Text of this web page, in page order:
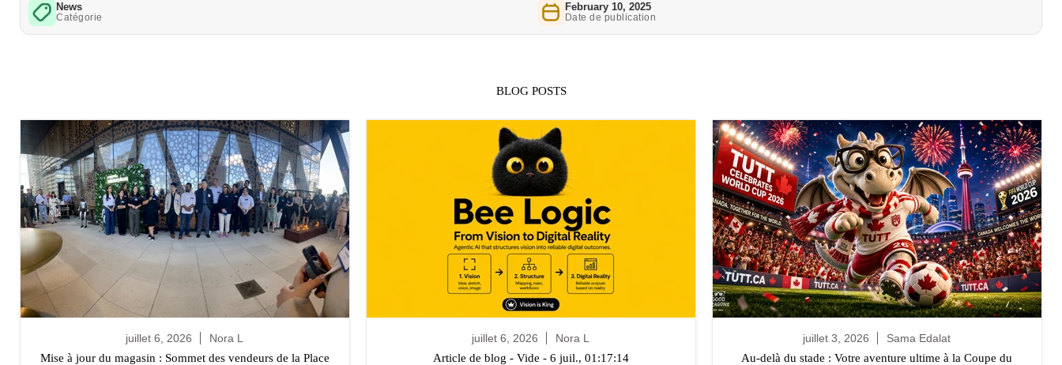
News
Catégorie
February 10, 2025
Date de publication
BLOG POSTS
juillet 6, 2026
Nora L
Mise à jour du magasin : Sommet des vendeurs de la Place
juillet 6, 2026
Nora L
Article de blog - Vide - 6 juil., 01:17:14
juillet 3, 2026
Sama Edalat
Au-delà du stade : Votre aventure ultime à la Coupe du